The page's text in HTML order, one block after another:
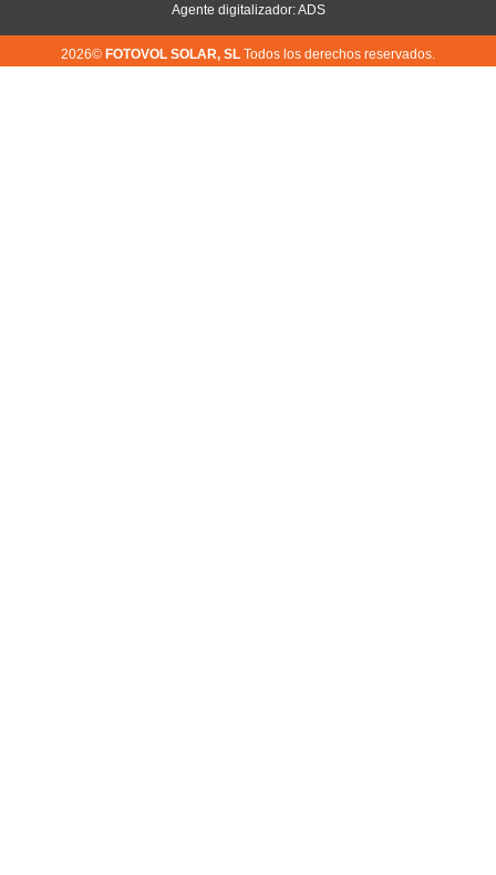
Agente digitalizador: ADS
2026© FOTOVOL SOLAR, SL Todos los derechos reservados.